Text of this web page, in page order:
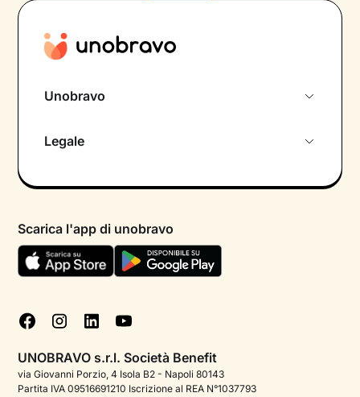
Unobravo
Psicologo in chat
Aiuto urgente
FAQ
Podcast di psicologia
Legale
Termini e condizioni
Informativa Privacy
Cookie policy
Gestisci cookie
Scarica l'app di unobravo
UNOBRAVO s.r.l. Società Benefit
via Giovanni Porzio, 4 Isola B2 - Napoli 80143
Partita IVA 09516691210 Iscrizione al REA N°1037793